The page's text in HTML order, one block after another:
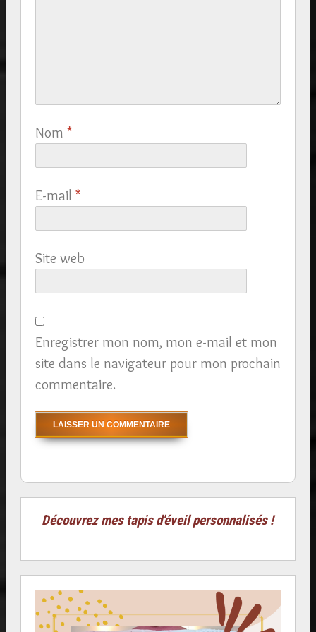
Nom *
E-mail *
Site web
Enregistrer mon nom, mon e-mail et mon
site dans le navigateur pour mon prochain
commentaire.
Découvrez mes tapis d'éveil personnalisés !